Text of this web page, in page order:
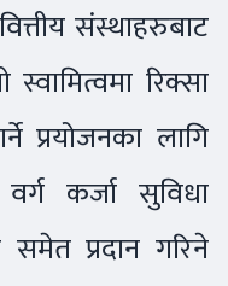
संस्थाहरुबाट
रिक्सा
प्रयोजनका लागि
कर्जा सुविधा
समेत प्रदान गरिने